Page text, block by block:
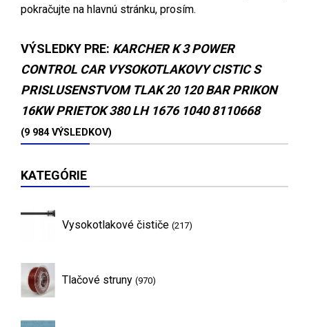
pokračujte na hlavnú stránku, prosím.
VÝSLEDKY PRE: KARCHER K 3 POWER
CONTROL CAR VYSOKOTLAKOVY CISTIC S
PRISLUSENSTVOM TLAK 20 120 BAR PRIKON
16KW PRIETOK 380 LH 1676 1040 8110668
(9 984 VÝSLEDKOV)
KATEGÓRIE
Vysokotlakové čističe (217)
Tlačové struny (970)